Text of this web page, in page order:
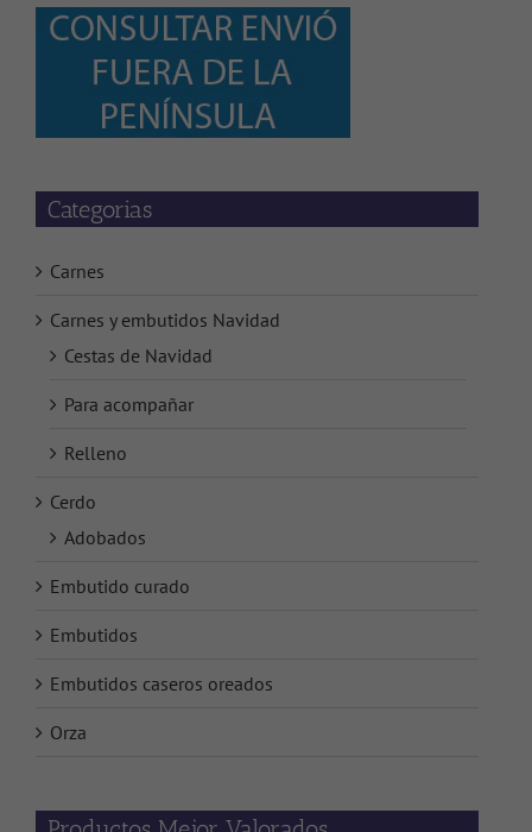
Categorias
Carnes
Carnes y embutidos Navidad
Cestas de Navidad
Para acompañar
Relleno
Cerdo
Adobados
Embutido curado
Embutidos
Embutidos caseros oreados
Orza